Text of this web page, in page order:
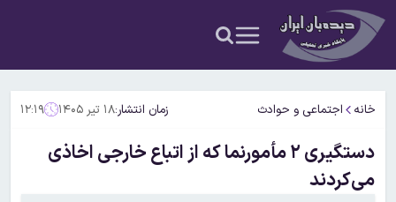
خانه اجتماعی و حوادث زمان انتشار:۱۸ تیر ۱۴۰۵ ۱۲:۱۹
دستگیری ۲ مأمورنما که از اتباع خارجی اخاذی
می‌کردند